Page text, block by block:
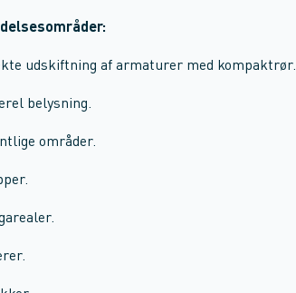
udskiftning af armaturer med kompaktrør.
belysning.
områder.